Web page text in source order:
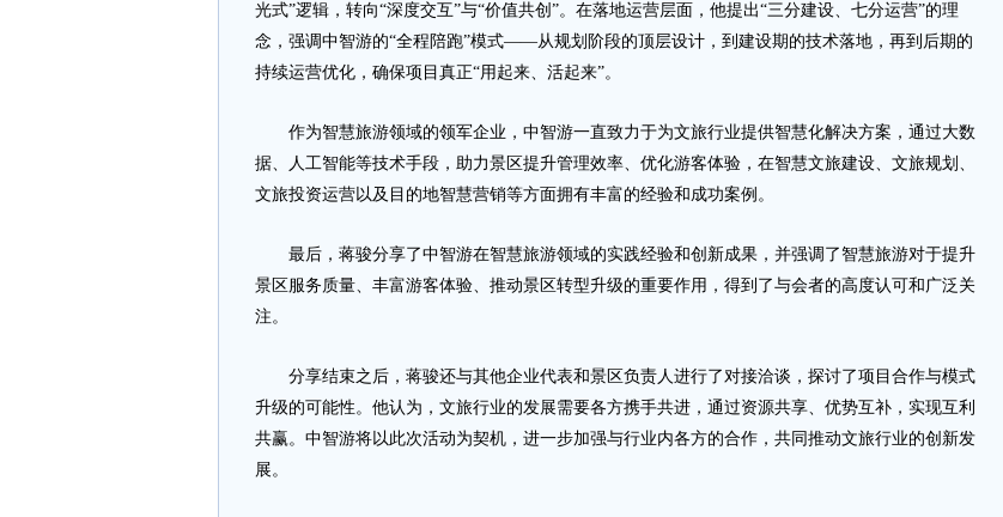
光式”逻辑，转向“深度交互”与“价值共创”。在落地运营层面，他提出“三分建设、七分运营”的理
念，强调中智游的“全程陪跑”模式——从规划阶段的顶层设计，到建设期的技术落地，再到后期的
持续运营优化，确保项目真正“用起来、活起来”。
作为智慧旅游领域的领军企业，中智游一直致力于为文旅行业提供智慧化解决方案，通过大数
据、人工智能等技术手段，助力景区提升管理效率、优化游客体验，在智慧文旅建设、文旅规划、
文旅投资运营以及目的地智慧营销等方面拥有丰富的经验和成功案例。
最后，蒋骏分享了中智游在智慧旅游领域的实践经验和创新成果，并强调了智慧旅游对于提升
景区服务质量、丰富游客体验、推动景区转型升级的重要作用，得到了与会者的高度认可和广泛关
注。
分享结束之后，蒋骏还与其他企业代表和景区负责人进行了对接洽谈，探讨了项目合作与模式
升级的可能性。他认为，文旅行业的发展需要各方携手共进，通过资源共享、优势互补，实现互利
共赢。中智游将以此次活动为契机，进一步加强与行业内各方的合作，共同推动文旅行业的创新发
展。